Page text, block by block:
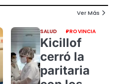
Ver Más
SALUD PROVINCIA
Kicillof
cerró la
paritaria